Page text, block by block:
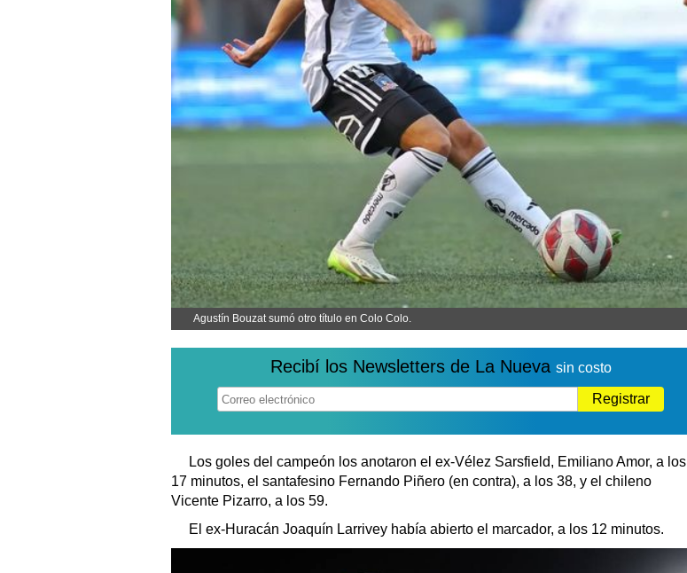
Agustín Bouzat sumó otro título en Colo Colo.
Recibí los Newsletters de La Nueva sin costo
Registrar
Los goles del campeón los anotaron el ex-Vélez Sarsfield, Emiliano Amor, a los
17 minutos, el santafesino Fernando Piñero (en contra), a los 38, y el chileno
Vicente Pizarro, a los 59.
El ex-Huracán Joaquín Larrivey había abierto el marcador, a los 12 minutos.